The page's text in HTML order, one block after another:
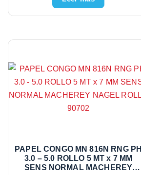
PAPEL CONGO MN 816N RNG PH
3.0 – 5.0 ROLLO 5 MT x 7 MM
SENS NORMAL MACHEREY